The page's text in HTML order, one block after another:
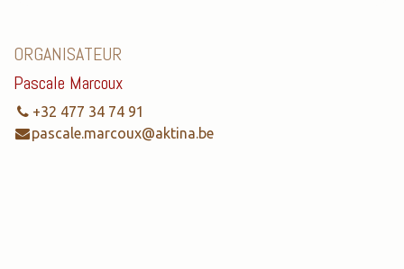
ORGANISATEUR
Pascale Marcoux
+32 477 34 74 91
pascale.marcoux@aktina.be